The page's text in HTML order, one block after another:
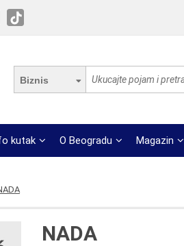
Biznis
kutak O Beogradu Magazin
NADA